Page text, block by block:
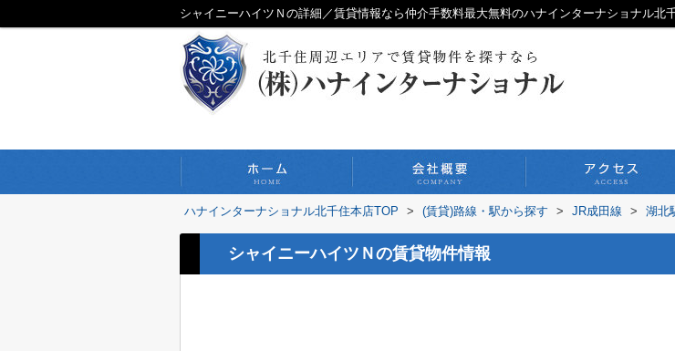
シャイニーハイツＮの詳細／賃貸情報なら仲介手数料最大無料のハナインターナショナル北
ハナインターナショナル北千住本店TOP > (賃貸)路線・駅から探す > JR成田線 > 湖北
シャイニーハイツＮの賃貸物件情報